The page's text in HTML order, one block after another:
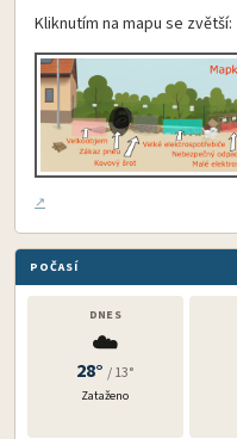
Kliknutím na mapu se zvětší:
POČASÍ
DNES
☁️
28°/ 13°
Zataženo